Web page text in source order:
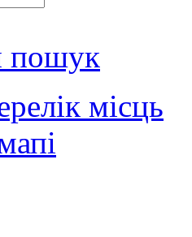
пошук
місць